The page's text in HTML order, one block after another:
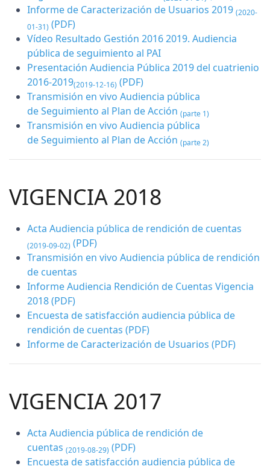
Informe de Caracterización de Usuarios 2019 (2020-
01-31) (PDF)
Vídeo Resultado Gestión 2016 2019. Audiencia
pública de seguimiento al PAI
Presentación Audiencia Pública 2019 del cuatrienio
2016-2019(2019-12-16) (PDF)
Transmisión en vivo Audiencia pública
de Seguimiento al Plan de Acción (parte 1)
Transmisión en vivo Audiencia pública
de Seguimiento al Plan de Acción (parte 2)
VIGENCIA 2018
Acta Audiencia pública de rendición de cuentas
(2019-09-02) (PDF)
Transmisión en vivo Audiencia pública de rendición
de cuentas
Informe Audiencia Rendición de Cuentas Vigencia
2018(PDF)
Encuesta de satisfacción audiencia pública de
rendición de cuentas (PDF)
Informe de Caracterización de Usuarios (PDF)
VIGENCIA 2017
Acta Audiencia pública de rendición de
cuentas (2019-08-29) (PDF)
Encuesta de satisfacción audiencia pública de